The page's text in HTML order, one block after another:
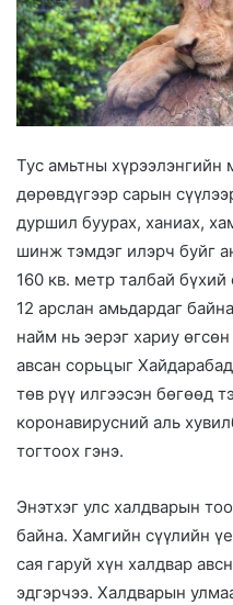
Тус амьтны
дөрөвдүгээр сарын
дуршил буурах, ханиах,
шинж тэмдэг илэрч буйг
160 кв. метр талбай
12 арслан амьдардаг
найм нь эерэг хариу
авсан сорьцыг
төв рүү илгээсэн бөгөөд
коронавирусний аль
тогтоох гэнэ.
Энэтхэг улс халдварын
байна. Хамгийн сүүлийн
сая гаруй хүн халдвар
эдгэрчээ. Халдварын